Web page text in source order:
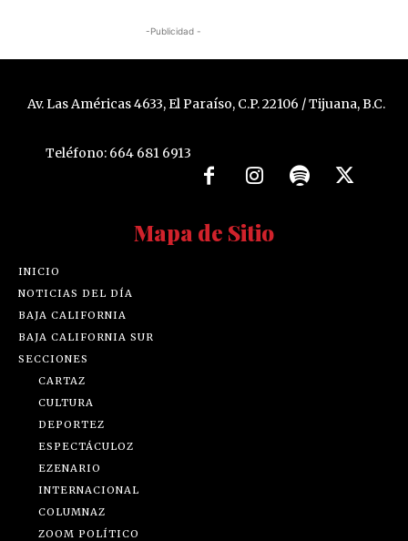
-Publicidad -
Av. Las Américas 4633, El Paraíso, C.P. 22106 / Tijuana, B.C.
Teléfono: 664 681 6913
Mapa de Sitio
INICIO
NOTICIAS DEL DÍA
BAJA CALIFORNIA
BAJA CALIFORNIA SUR
SECCIONES
CARTAZ
CULTURA
DEPORTEZ
ESPECTÁCULOZ
EZENARIO
INTERNACIONAL
COLUMNAZ
ZOOM POLÍTICO